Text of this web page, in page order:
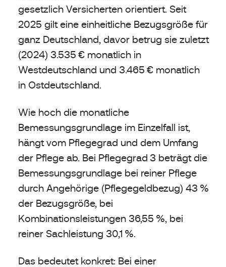
gesetzlich Versicherten orientiert. Seit
2025 gilt eine einheitliche Bezugsgröße für
ganz Deutschland, davor betrug sie zuletzt
(2024) 3.535 € monatlich in
Westdeutschland und 3.465 € monatlich
in Ostdeutschland.
Wie hoch die monatliche
Bemessungsgrundlage im Einzelfall ist,
hängt vom Pflegegrad und dem Umfang
der Pflege ab. Bei Pflegegrad 3 beträgt die
Bemessungsgrundlage bei reiner Pflege
durch Angehörige (Pflegegeldbezug) 43 %
der Bezugsgröße, bei
Kombinationsleistungen 36,55 %, bei
reiner Sachleistung 30,1 %.
Das bedeutet konkret: Bei einer